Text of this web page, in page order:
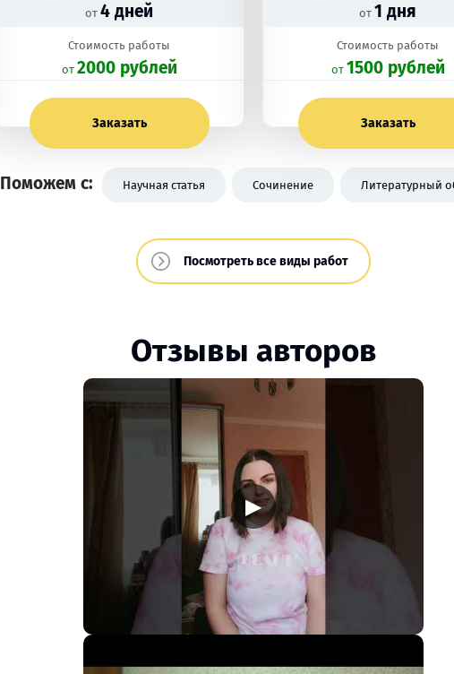
от 4 дней
Стоимость работы
oт 2000 рублей
Заказать
от 1 дня
Стоимость работы
oт 1500 рублей
Заказать
Поможем с: Научная статья Сочинение Литературный
Посмотреть все виды работ
Отзывы авторов
▶